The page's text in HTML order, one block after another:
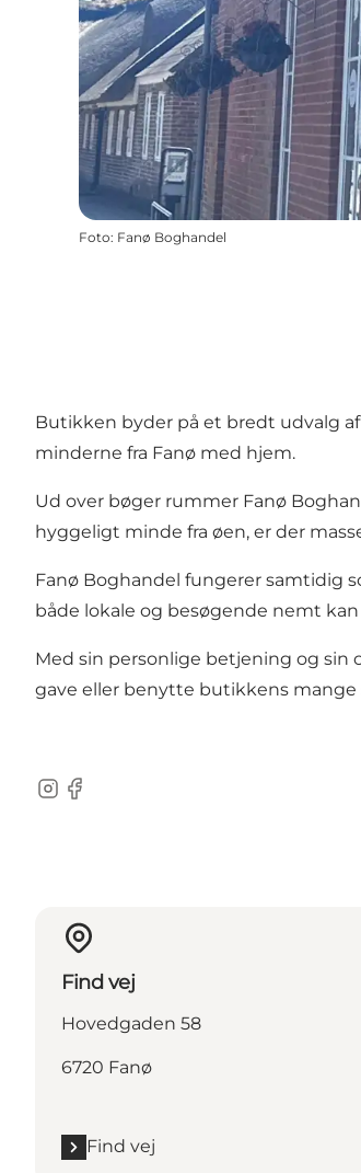
Foto: Fanø Boghandel
Butikken byder på et bredt udvalg
minderne fra Fanø med hjem.
Ud over bøger rummer Fanø
hyggeligt minde fra øen, er der
Fanø Boghandel fungerer samtidig
både lokale og besøgende nemt
Med sin personlige betjening og sin
gave eller benytte butikkens
Instagram
Facebook
Find vej
Hovedgaden 58
6720 Fanø
Find vej